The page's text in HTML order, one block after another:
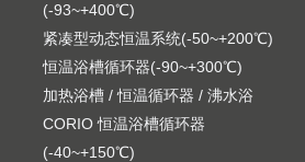
(-93~+400℃)
紧凑型动态恒温系统(-50~+200℃)
恒温浴槽循环器(-90~+300℃)
加热浴槽 / 恒温循环器 / 沸水浴
CORIO 恒温浴槽循环器
(-40~+150℃)